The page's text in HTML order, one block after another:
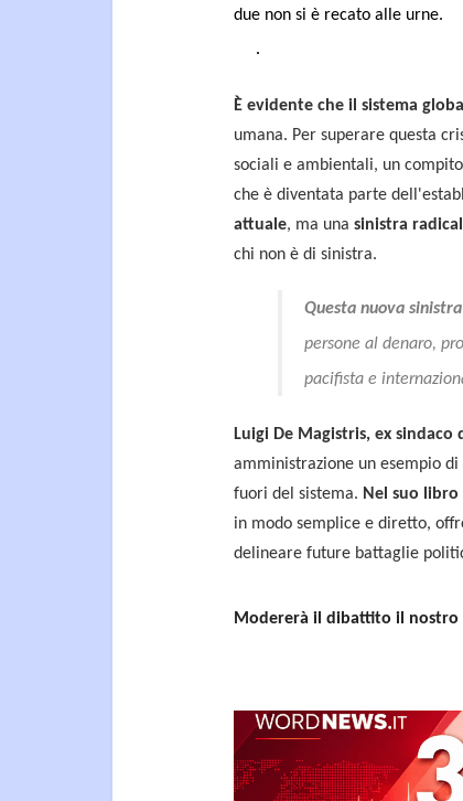
due non si è recato alle urne.
È evidente che il sistema
umana. Per superare questa
sociali e ambientali, un
che è diventata parte
attuale, ma una sinistra
chi non è di sinistra.
Questa nuova
persone al denaro,
pacifista e
Luigi De Magistris, ex sindaco
amministrazione un esempio
fuori del sistema. Nel suo
in modo semplice e diretto,
delineare future battaglie
Modererà il dibattito il nostro